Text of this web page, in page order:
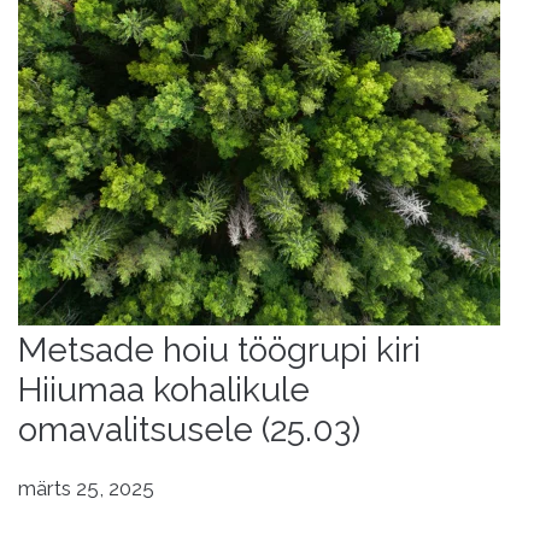
Metsade hoiu töögrupi kiri
Hiiumaa kohalikule
omavalitsusele (25.03)
märts 25, 2025